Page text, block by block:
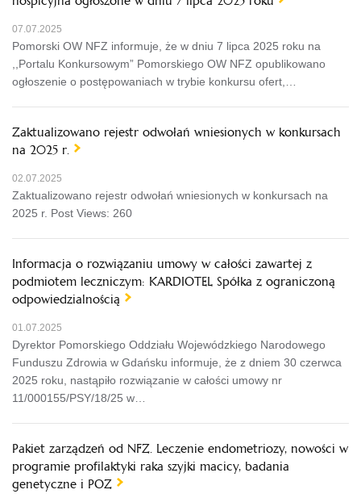
07.07.2025
Pomorski OW NFZ informuje, że w dniu 7 lipca 2025 roku na
,,Portalu Konkursowym” Pomorskiego OW NFZ opublikowano
ogłoszenie o postępowaniach w trybie konkursu ofert,…
Zaktualizowano rejestr odwołań wniesionych w konkursach
na 2025 r.
02.07.2025
Zaktualizowano rejestr odwołań wniesionych w konkursach na
2025 r. Post Views: 260
Informacja o rozwiązaniu umowy w całości zawartej z
podmiotem leczniczym: KARDIOTEL Spółka z ograniczoną
odpowiedzialnością
01.07.2025
Dyrektor Pomorskiego Oddziału Wojewódzkiego Narodowego
Funduszu Zdrowia w Gdańsku informuje, że z dniem 30 czerwca
2025 roku, nastąpiło rozwiązanie w całości umowy nr
11/000155/PSY/18/25 w…
Pakiet zarządzeń od NFZ. Leczenie endometriozy, nowości w
programie profilaktyki raka szyjki macicy, badania
genetyczne i POZ